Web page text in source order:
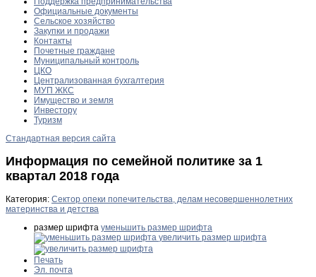
Официальные документы
Сельское хозяйство
Закупки и продажи
Контакты
Почетные граждане
Муниципальный контроль
ЦКО
Централизованная бухгалтерия
МУП ЖКС
Имущество и земля
Инвестору
Туризм
Стандартная версия сайта
Информация по семейной политике за 1
квартал 2018 года
Категория: Сектор опеки попечительства, делам несовершеннолетних
материнства и детства
размер шрифта уменьшить размер шрифта
увеличить размер шрифта
Печать
Эл. почта